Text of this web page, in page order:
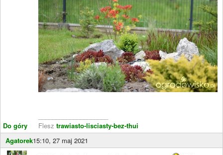
Do góry
Flesz trawiasto-lisciasty-bez-thui
Agatorek15:10, 27 maj 2021